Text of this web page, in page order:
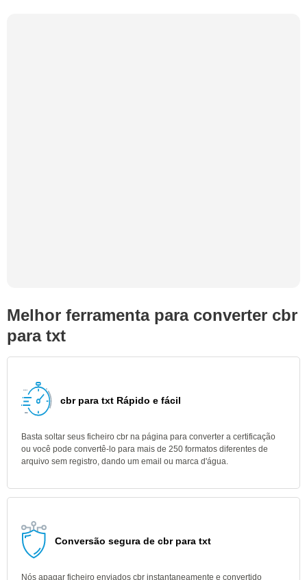
Melhor ferramenta para converter cbr
para txt
cbr para txt Rápido e fácil
Basta soltar seus ficheiro cbr na página para converter a certificação
ou você pode convertê-lo para mais de 250 formatos diferentes de
arquivo sem registro, dando um email ou marca d'água.
Conversão segura de cbr para txt
Nós apagar ficheiro enviados cbr instantaneamente e convertido